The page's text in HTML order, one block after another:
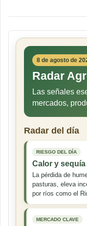
8 de agosto de
Radar
Las señales
mercados,
Radar del día
RIESGO DEL DÍA
Calor y
La pérdida de
pasturas, eleva
por ríos como el
MERCADO CLAVE